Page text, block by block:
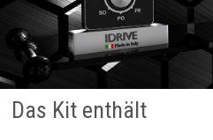
Das Kit enthält